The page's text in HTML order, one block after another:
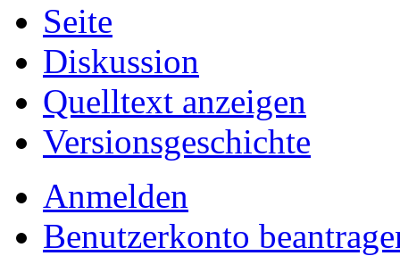
Seite
Diskussion
Quelltext anzeigen
Versionsgeschichte
Anmelden
Benutzerkonto